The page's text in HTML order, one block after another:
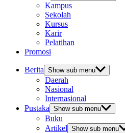
Kampus
Sekolah
Kursus
Karir
Pelatihan
Promosi
Berita Show sub menu
Daerah
Nasional
Internasional
Pustaka Show sub menu
Buku
Artikel Show sub menu